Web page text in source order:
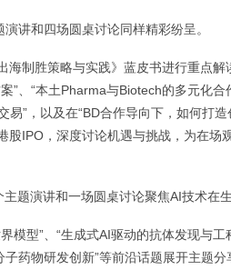
讲和四场圆桌讨论同样精彩纷呈。
海制胜策略与实践》蓝皮书进行重点解
”、“本土Pharma与Biotech的多元化合
易”，以及在“BD合作导向下，如何打
股IPO，深度讨论机遇与挑战，为在场
题演讲和一场圆桌讨论聚焦AI技术在
模型”、“生成式AI驱动的抗体发现与工
药物研发创新”等前沿话题展开主题